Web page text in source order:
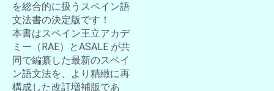
を総合的に扱うスペイン語
文法書の決定版です！
本書はスペイン王立アカデ
ミー（RAE）とASALE が共
同で編纂した最新のスペイ
ン語文法を、より精緻に再
構成した改訂増補版であ